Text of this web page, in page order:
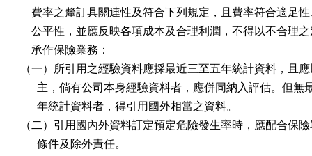
費率之釐訂具關連性及符合下列規定，且費率符合適足
公平性，並應反映各項成本及合理利潤，不得以不合理
    承作保險業務：
（一）所引用之經驗資料應採最近三至五年統計資料，且
主，倘有公司本身經驗資料者，應併同納入評估。但無
      年統計資料者，得引用國外相當之資料。
（二）引用國內外資料訂定預定危險發生率時，應配合保
      條件及除外責任。